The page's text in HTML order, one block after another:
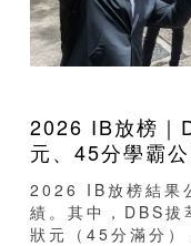
2026 IB放榜｜
元、45分學霸
2026 IB放榜結果
績。其中，DBS
狀元（45分滿分